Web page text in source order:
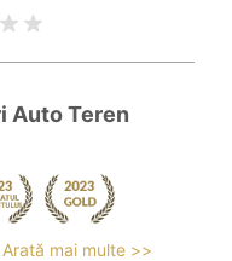
Auto Teren
Arată mai multe >>